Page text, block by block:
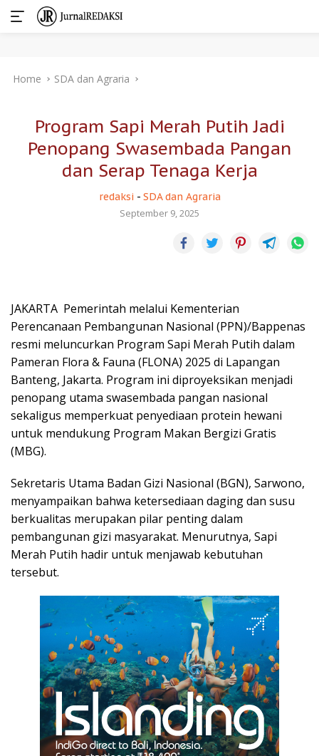
Home SDA dan Agraria
Program Sapi Merah Putih Jadi
Penopang Swasembada Pangan
dan Serap Tenaga Kerja
redaksi - SDA dan Agraria
September 9, 2025
JAKARTA  Pemerintah melalui Kementerian
Perencanaan Pembangunan Nasional (PPN)/Bappenas
resmi meluncurkan Program Sapi Merah Putih dalam
Pameran Flora & Fauna (FLONA) 2025 di Lapangan
Banteng, Jakarta. Program ini diproyeksikan menjadi
penopang utama swasembada pangan nasional
sekaligus memperkuat penyediaan protein hewani
untuk mendukung Program Makan Bergizi Gratis
(MBG).
Sekretaris Utama Badan Gizi Nasional (BGN), Sarwono,
menyampaikan bahwa ketersediaan daging dan susu
berkualitas merupakan pilar penting dalam
pembangunan gizi masyarakat. Menurutnya, Sapi
Merah Putih hadir untuk menjawab kebutuhan
tersebut.